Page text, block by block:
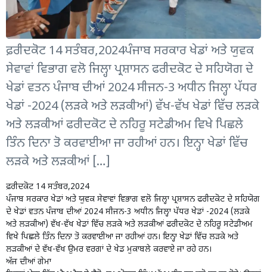
ਫ਼ਰੀਦਕੋਟ 14 ਸਤੰਬਰ,2024ਪੰਜਾਬ ਸਰਕਾਰ ਖੇਡਾਂ ਅਤੇ ਯੁਵਕ
ਸੇਵਾਵਾਂ ਵਿਭਾਗ ਵਲੋ ਜਿਲ੍ਹਾ ਪ੍ਰਸ਼ਾਸਨ ਫਰੀਦਕੋਟ ਦੇ ਸਹਿਯੋਗ ਦੇ
ਖੇਡਾਂ ਵਤਨ ਪੰਜਾਬ ਦੀਆਂ 2024 ਸੀਜਨ-3 ਅਧੀਨ ਜਿਲ੍ਹਾ ਪੱਧਰ
ਖੇਡਾਂ -2024 (ਲੜਕੇ ਅਤੇ ਲੜਕੀਆਂ) ਵੱਖ-ਵੱਖ ਖੇਡਾਂ ਵਿੱਚ ਲੜਕੇ
ਅਤੇ ਲੜਕੀਆਂ ਫਰੀਦਕੋਟ ਦੇ ਨਹਿਰੂ ਸਟੇਡੀਅਮ ਵਿਖੇ ਪਿਛਲੇ
ਤਿੰਨ ਦਿਨਾ ਤੋ ਕਰਵਾਈਆ ਜਾ ਰਹੀਆਂ ਹਨ। ਇਨ੍ਹਾ ਖੇਡਾਂ ਵਿੱਚ
ਲੜਕੇ ਅਤੇ ਲੜਕੀਆਂ […]
ਫ਼ਰੀਦਕੋਟ 14 ਸਤੰਬਰ,2024
ਪੰਜਾਬ ਸਰਕਾਰ ਖੇਡਾਂ ਅਤੇ ਯੁਵਕ ਸੇਵਾਵਾਂ ਵਿਭਾਗ ਵਲੋ ਜਿਲ੍ਹਾ ਪ੍ਰਸ਼ਾਸਨ ਫਰੀਦਕੋਟ ਦੇ ਸਹਿਯੋਗ
ਦੇ ਖੇਡਾਂ ਵਤਨ ਪੰਜਾਬ ਦੀਆਂ 2024 ਸੀਜਨ-3 ਅਧੀਨ ਜਿਲ੍ਹਾ ਪੱਧਰ ਖੇਡਾਂ -2024 (ਲੜਕੇ
ਅਤੇ ਲੜਕੀਆਂ) ਵੱਖ-ਵੱਖ ਖੇਡਾਂ ਵਿੱਚ ਲੜਕੇ ਅਤੇ ਲੜਕੀਆਂ ਫਰੀਦਕੋਟ ਦੇ ਨਹਿਰੂ ਸਟੇਡੀਅਮ
ਵਿਖੇ ਪਿਛਲੇ ਤਿੰਨ ਦਿਨਾ ਤੋ ਕਰਵਾਈਆ ਜਾ ਰਹੀਆਂ ਹਨ। ਇਨ੍ਹਾ ਖੇਡਾਂ ਵਿੱਚ ਲੜਕੇ ਅਤੇ
ਲੜਕੀਆਂ ਦੇ ਵੱਖ-ਵੱਖ ਉਮਰ ਵਰਗਾਂ ਦੇ ਖੇਡ ਮੁਕਾਬਲੇ ਕਰਵਾਏ ਜਾ ਰਹੇ ਹਨ।
ਅੱਜ ਦੀਆਂ ਗੇਮਾ